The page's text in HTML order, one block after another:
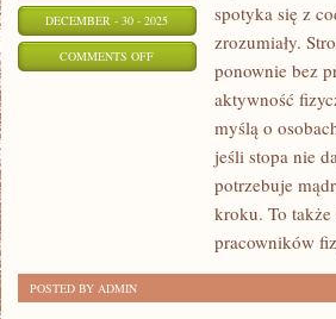
DECEMBER - 30 - 2025
COMMENTS OFFON
FIZJOTERAPIA
spotyka się z
zrozumiały.
ponownie bez
aktywność
myślą o
jeśli stopa nie
potrzebuje
kroku. To także
pracowników
POSTED BY ADMIN